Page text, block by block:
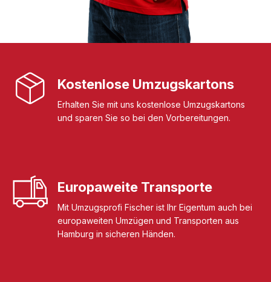
Kostenlose Umzugskartons
Erhalten Sie mit uns kostenlose Umzugskartons
und sparen Sie so bei den Vorbereitungen.
Europaweite Transporte
Mit Umzugsprofi Fischer ist Ihr Eigentum auch bei
europaweiten Umzügen und Transporten aus
Hamburg in sicheren Händen.